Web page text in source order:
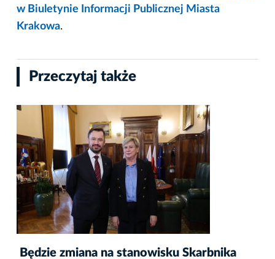
w Biuletynie Informacji Publicznej Miasta
Krakowa.
Przeczytaj także
Będzie zmiana na stanowisku Skarbnika